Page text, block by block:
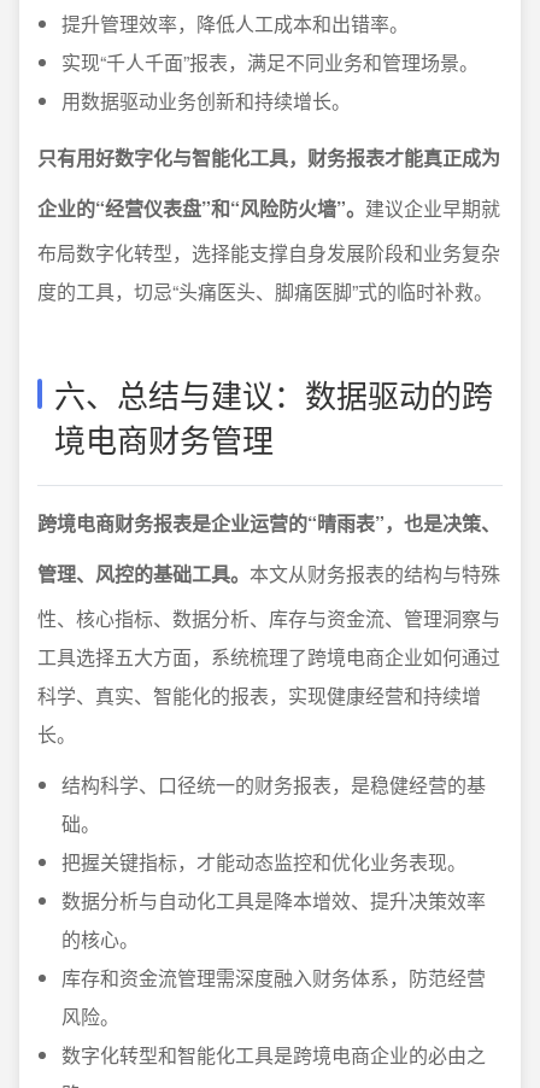
提升管理效率，降低人工成本和出错率。
实现“千人千面”报表，满足不同业务和管理场景。
用数据驱动业务创新和持续增长。
只有用好数字化与智能化工具，财务报表才能真正成为
企业的“经营仪表盘”和“风险防火墙”。 建议企业早期就
布局数字化转型，选择能支撑自身发展阶段和业务复杂
度的工具，切忌“头痛医头、脚痛医脚”式的临时补救。
六、总结与建议：数据驱动的跨
境电商财务管理
跨境电商财务报表是企业运营的“晴雨表”，也是决策、
管理、风控的基础工具。 本文从财务报表的结构与特殊
性、核心指标、数据分析、库存与资金流、管理洞察与
工具选择五大方面，系统梳理了跨境电商企业如何通过
科学、真实、智能化的报表，实现健康经营和持续增
长。
结构科学、口径统一的财务报表，是稳健经营的基
础。
把握关键指标，才能动态监控和优化业务表现。
数据分析与自动化工具是降本增效、提升决策效率
的核心。
库存和资金流管理需深度融入财务体系，防范经营
风险。
数字化转型和智能化工具是跨境电商企业的必由之